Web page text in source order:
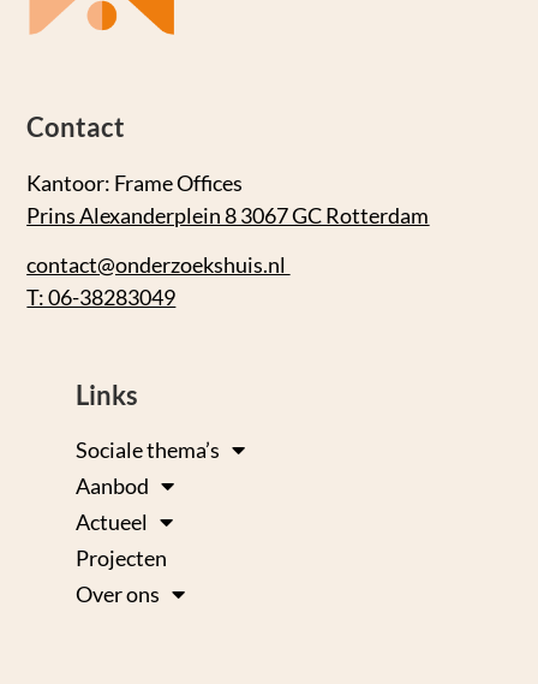
Contact
Kantoor: Frame Offices
Prins Alexanderplein 8 3067 GC Rotterdam
contact@onderzoekshuis.nl
T: 06-38283049
Links
Sociale thema’s
Aanbod
Actueel
Projecten
Over ons